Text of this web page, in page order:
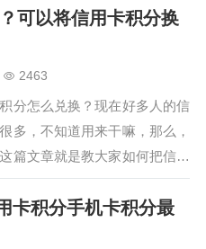
可以将信用卡积分换
2463
分怎么兑换？现在好多人的信
多，不知道用来干嘛，那么，
篇文章就是教大家如何把信用
现金的。其实很简单，你只需
以把信用卡积分兑换现金的软
卡积分手机卡积分最